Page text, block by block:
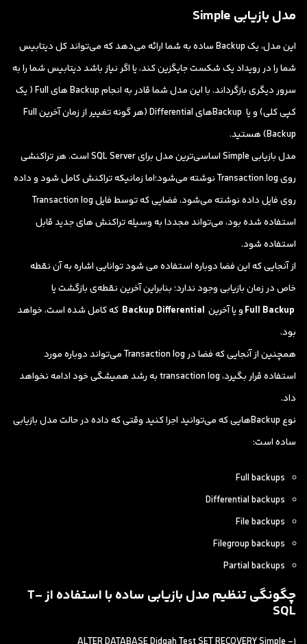
مدل بازیابی Simple
این مدل، یک Backup ساده به شما ارائه می‌دهد که می‌تواند کل دیتابیس
شما را در رویداد یک شکست جایگزین کند، یا اگر نیاز باشد دیتابیس شما را به
سرور دیگری بازگرداند. با این مدل شما قادر به انجام Backup های Full ( یک
کپی کلی) و یا Backupهای Differential (هر گونه تغییر از زمان آخرین Full
Backup) هستید.
مدل بازیابی Simple اساسی‌ترین مدل برای SQL Server است. هر تراکنشی
روی Transaction log نوشته می‌شود؛اما زمانیکه تراکنش کامل شود و داده
روی فایل داده نوشته می‌شود، فضایی که توسط فایل Transaction log
استفاده شده بود، می‌تواند مجددا به وسیله تراکنش های جدید قابل
استفاده شود.
از آنجایی که این فضا دوباره استفاده می شود توانایی اشاره به آن نقطه
خاص در زمان بازیابی وجود ندارد؛ بنابراین آخرین نقطه‌ی بازگشت یا
Full Backupو یا آخرین Backup Differential که کامل شده است، خواهد
بود.
همچنین از آنجایی که فضا در Transaction log می‌تواند دوباره مورد
استفاده قرار بگیرد، transaction log به رشد همیشگی خود ادامه نخواهد
داد.
نوع Backupهایی که می‌توانید اجرا کنید وقتی که داده در حالت مدل بازیابی
ساده است:
Full backups
Differential backups
File backups
Filegroup backups
Partial backups
چگونگی تنظیم مدل بازیابی ساده با استفاده از T-
SQL